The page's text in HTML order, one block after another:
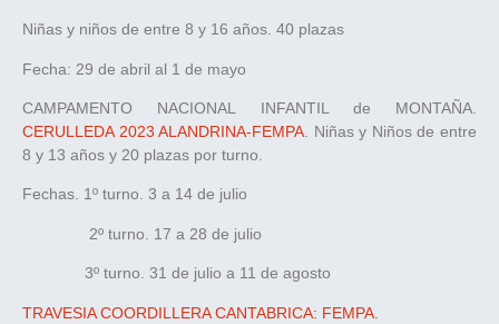
Niñas y niños de entre 8 y 16 años. 40 plazas
Fecha: 29 de abril al 1 de mayo
CAMPAMENTO NACIONAL INFANTIL de MONTAÑA.
CERULLEDA 2023 ALANDRINA-FEMPA . Niñas y Niños de entre
8 y 13 años y 20 plazas por turno.
Fechas. 1º turno. 3 a 14 de julio
2º turno. 17 a 28 de julio
3º turno. 31 de julio a 11 de agosto
TRAVESIA COORDILLERA CANTABRICA: FEMPA.